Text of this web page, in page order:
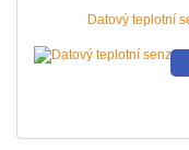
Datový teplotní